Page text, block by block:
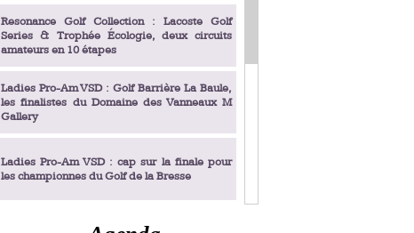
Resonance Golf Collection : Lacoste Golf
Series & Trophée Écologie, deux circuits
amateurs en 10 étapes
Ladies Pro-Am VSD : Golf Barrière La Baule,
les finalistes du Domaine des Vanneaux M
Gallery
Ladies Pro-Am VSD : cap sur la finale pour
les championnes du Golf de la Bresse
Ladies Pro-Am VSD : Golf du Prieuré, elles